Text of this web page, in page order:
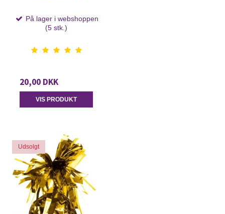
På lager i webshoppen
(5 stk.)
20,00 DKK
VIS PRODUKT
Udsolgt